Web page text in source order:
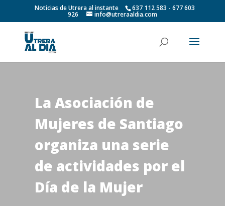
Noticias de Utrera al instante 637 112 583 - 677 603
926 info@utreraaldia.com
La Asociación de
Mujeres de Santiago
organiza una serie
de actividades por el
Día de la Mujer